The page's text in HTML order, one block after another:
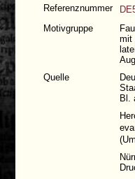
Referenznummer
Motivgruppe
mit
Quelle
Bl.
(